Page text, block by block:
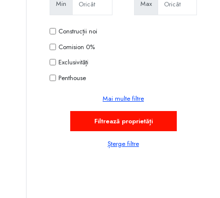
Min Max
Construcții noi
Comision 0%
Exclusivități
Penthouse
Mai multe filtre
Șterge filtre